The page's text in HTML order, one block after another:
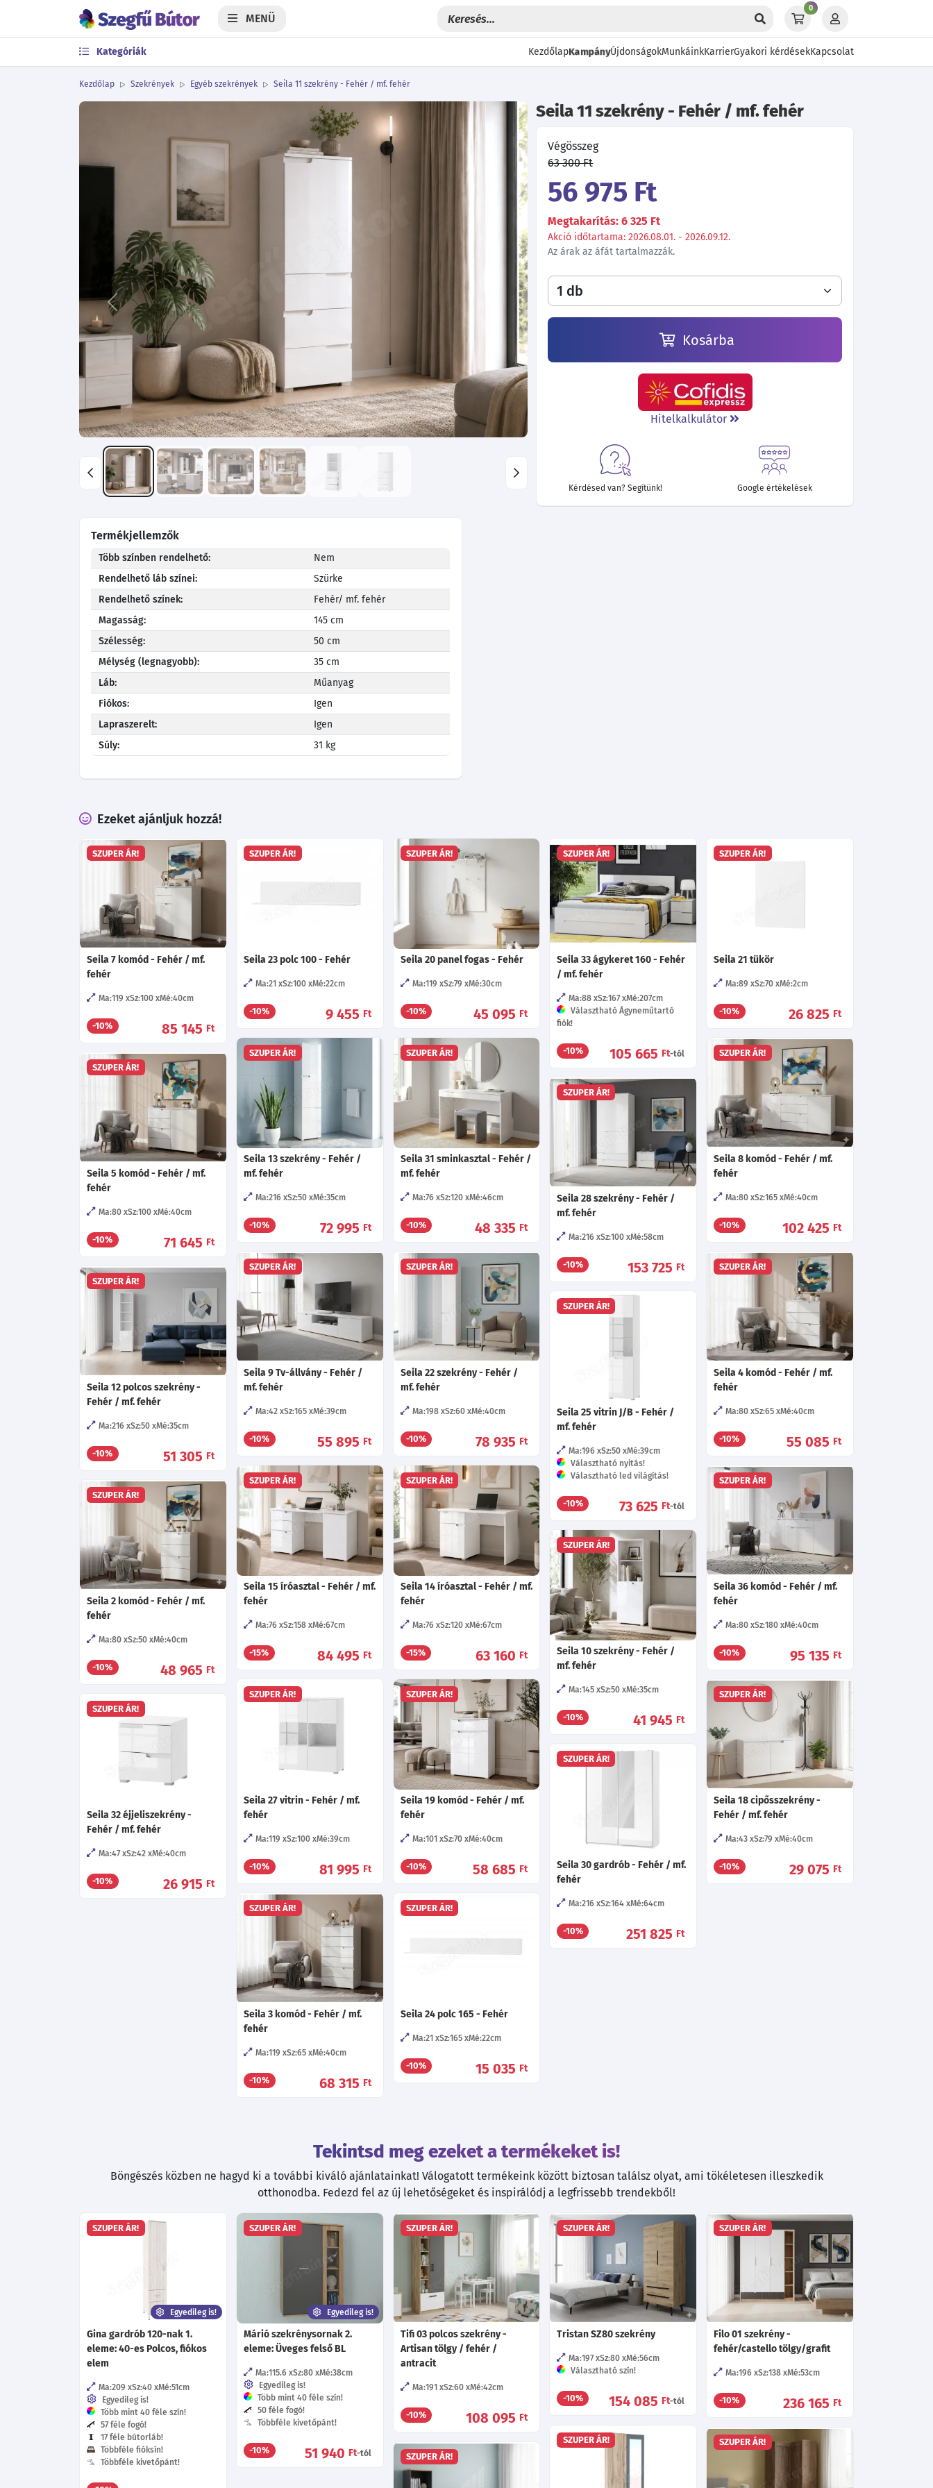
MENÜ
0
Kategóriák KezdőlapKampányÚjdonságokMunkáinkKarrierGyakori kérdésekKapcsolat
Kezdőlap Szekrények Egyéb szekrények Seila 11 szekrény - Fehér / mf. fehér
Előző Következő
Seila 11 szekrény - Fehér / mf. fehér
Végösszeg
63 300 Ft
56 975 Ft
Megtakarítás: 6 325 Ft
Akció időtartama: 2026.08.01. - 2026.09.12.
Az árak az áfát tartalmazzák.
Kosárba
Hitelkalkulátor
Kérdésed van? Segítünk! Google értékelések
Termékjellemzők
Több színben rendelhető:
Nem
Rendelhető láb színei:
Szürke
Rendelhető színek:
Fehér/ mf. fehér
Magasság:
145 cm
Szélesség:
50 cm
Mélység (legnagyobb):
35 cm
Láb:
Műanyag
Fiókos:
Igen
Lapraszerelt:
Igen
Súly:
31 kg
Ezeket ajánljuk hozzá!
SZUPER ÁR!
Seila 7 komód - Fehér / mf.
fehér
Ma:119 Sz:100 Mé:40cm
-10% 85 145 Ft
SZUPER ÁR!
Seila 23 polc 100 - Fehér
Ma:21 Sz:100 Mé:22cm
-10% 9 455 Ft
SZUPER ÁR!
Seila 20 panel fogas - Fehér
Ma:119 Sz:79 Mé:30cm
-10% 45 095 Ft
SZUPER ÁR!
Seila 33 ágykeret 160 - Fehér
/ mf. fehér
Ma:88 Sz:167 Mé:207cm
Választható Ágyneműtartó
fiók!
-10% 105 665 Ft-tól
SZUPER ÁR!
Seila 21 tükör
Ma:89 Sz:70 Mé:2cm
-10% 26 825 Ft
SZUPER ÁR!
Seila 13 szekrény - Fehér /
mf. fehér
Ma:216 Sz:50 Mé:35cm
-10% 72 995 Ft
SZUPER ÁR!
Seila 31 sminkasztal - Fehér /
mf. fehér
Ma:76 Sz:120 Mé:46cm
-10% 48 335 Ft
SZUPER ÁR!
Seila 8 komód - Fehér / mf.
fehér
Ma:80 Sz:165 Mé:40cm
-10% 102 425 Ft
SZUPER ÁR!
Seila 5 komód - Fehér / mf.
fehér
Ma:80 Sz:100 Mé:40cm
-10% 71 645 Ft
SZUPER ÁR!
Seila 28 szekrény - Fehér /
mf. fehér
Ma:216 Sz:100 Mé:58cm
-10% 153 725 Ft
SZUPER ÁR!
Seila 9 Tv-állvány - Fehér /
mf. fehér
Ma:42 Sz:165 Mé:39cm
-10% 55 895 Ft
SZUPER ÁR!
Seila 22 szekrény - Fehér /
mf. fehér
Ma:198 Sz:60 Mé:40cm
-10% 78 935 Ft
SZUPER ÁR!
Seila 4 komód - Fehér / mf.
fehér
Ma:80 Sz:65 Mé:40cm
-10% 55 085 Ft
SZUPER ÁR!
Seila 12 polcos szekrény -
Fehér / mf. fehér
Ma:216 Sz:50 Mé:35cm
-10% 51 305 Ft
SZUPER ÁR!
Seila 25 vitrin J/B - Fehér /
mf. fehér
Ma:196 Sz:50 Mé:39cm
Választható nyitás!
Választható led világítás!
-10% 73 625 Ft-tól
SZUPER ÁR!
Seila 15 íróasztal - Fehér / mf.
fehér
Ma:76 Sz:158 Mé:67cm
-15% 84 495 Ft
SZUPER ÁR!
Seila 14 íróasztal - Fehér / mf.
fehér
Ma:76 Sz:120 Mé:67cm
-15% 63 160 Ft
SZUPER ÁR!
Seila 36 komód - Fehér / mf.
fehér
Ma:80 Sz:180 Mé:40cm
-10% 95 135 Ft
SZUPER ÁR!
Seila 2 komód - Fehér / mf.
fehér
Ma:80 Sz:50 Mé:40cm
-10% 48 965 Ft
SZUPER ÁR!
Seila 10 szekrény - Fehér /
mf. fehér
Ma:145 Sz:50 Mé:35cm
-10% 41 945 Ft
SZUPER ÁR!
Seila 27 vitrin - Fehér / mf.
fehér
Ma:119 Sz:100 Mé:39cm
-10% 81 995 Ft
SZUPER ÁR!
Seila 19 komód - Fehér / mf.
fehér
Ma:101 Sz:70 Mé:40cm
-10% 58 685 Ft
SZUPER ÁR!
Seila 18 cipősszekrény -
Fehér / mf. fehér
Ma:43 Sz:79 Mé:40cm
-10% 29 075 Ft
SZUPER ÁR!
Seila 32 éjjeliszekrény -
Fehér / mf. fehér
Ma:47 Sz:42 Mé:40cm
-10% 26 915 Ft
SZUPER ÁR!
Seila 30 gardrób - Fehér / mf.
fehér
Ma:216 Sz:164 Mé:64cm
-10% 251 825 Ft
SZUPER ÁR!
Seila 3 komód - Fehér / mf.
fehér
Ma:119 Sz:65 Mé:40cm
-10% 68 315 Ft
SZUPER ÁR!
Seila 24 polc 165 - Fehér
Ma:21 Sz:165 Mé:22cm
-10% 15 035 Ft
Tekintsd meg ezeket a termékeket is!
Böngészés közben ne hagyd ki a további kiváló ajánlatainkat! Válogatott termékeink között biztosan találsz olyat, ami tökéletesen illeszkedik
otthonodba. Fedezd fel az új lehetőségeket és inspirálódj a legfrissebb trendekből!
SZUPER ÁR!
Egyedileg is!
Gina gardrób 120-nak 1.
eleme: 40-es Polcos, fiókos
elem
Ma:209 Sz:40 Mé:51cm
Egyedileg is!
Több mint 40 féle szín!
57 féle fogó!
17 féle bútorláb!
Többféle fióksín!
Többféle kivetőpánt!
SZUPER ÁR!
Egyedileg is!
Márió szekrénysornak 2.
eleme: Üveges felső BL
Ma:115.6 Sz:80 Mé:38cm
Egyedileg is!
Több mint 40 féle szín!
50 féle fogó!
Többféle kivetőpánt!
-10% 51 940 Ft-tól
SZUPER ÁR!
Tifi 03 polcos szekrény -
Artisan tölgy / fehér /
antracit
Ma:191 Sz:60 Mé:42cm
-10% 108 095 Ft
SZUPER ÁR!
Tristan SZ80 szekrény
Ma:197 Sz:80 Mé:56cm
Választható szín!
-10% 154 085 Ft-tól
SZUPER ÁR!
Filo 01 szekrény -
fehér/castello tölgy/grafit
Ma:196 Sz:138 Mé:53cm
-10% 236 165 Ft
SZUPER ÁR!
SZUPER ÁR!
SZUPER ÁR!